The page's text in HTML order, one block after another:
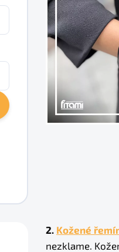
2. Kožené
nezklame.